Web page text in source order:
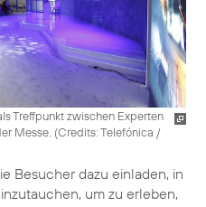
Treffpunkt zwischen Experten
Messe. (Credits: Telefónica /
Besucher dazu einladen, in
um zu erleben,